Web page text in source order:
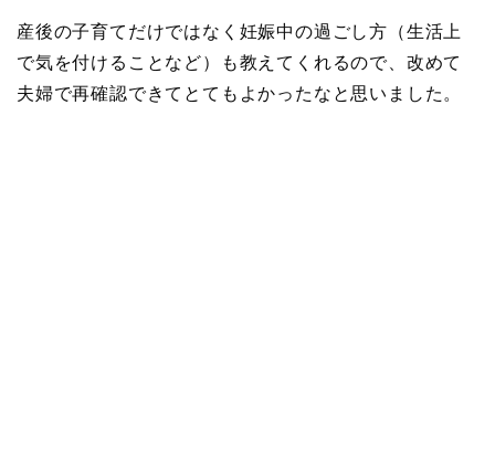
産後の子育てだけではなく妊娠中の過ごし方（生活上
で気を付けることなど）も教えてくれるので、改めて
夫婦で再確認できてとてもよかったなと思いました。